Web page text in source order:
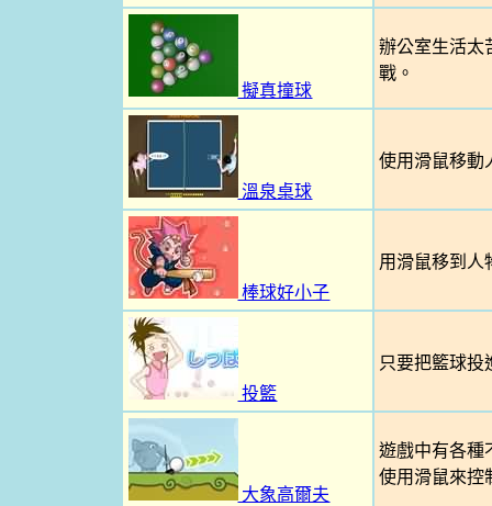
擬真撞球
辦公室生活太
戰。
溫泉桌球
使用滑鼠移動
棒球好小子
用滑鼠移到人
投籃
只要把籃球投
大象高爾夫
遊戲中有各種
使用滑鼠來控